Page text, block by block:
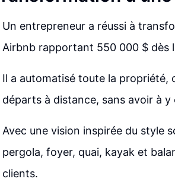
Un entrepreneur a réussi à
Airbnb rapportant 550 000 $ dès
Il a automatisé toute la propriété,
départs à distance, sans avoir à
Avec une vision inspirée du style
pergola, foyer, quai, kayak et
clients.